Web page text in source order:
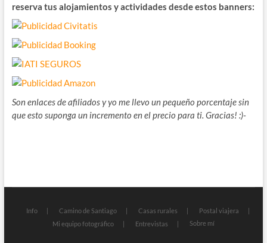
reserva tus alojamientos y actividades desde estos banners:
Son enlaces de afiliados y yo me llevo un pequeño porcentaje sin
que esto suponga un incremento en el precio para ti. Gracias! :)-
Info Camino de Santiago Casas rurales
Postal viajera
Mi equipo fotográfico
Entrevistas Sobre mí